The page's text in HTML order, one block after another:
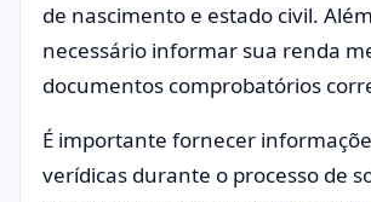
de nascimento e estado civil.
necessário informar sua renda
documentos comprobatórios
É importante fornecer
verídicas durante o processo de